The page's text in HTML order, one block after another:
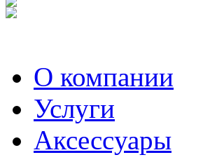
О компании
Услуги
Аксесcуары